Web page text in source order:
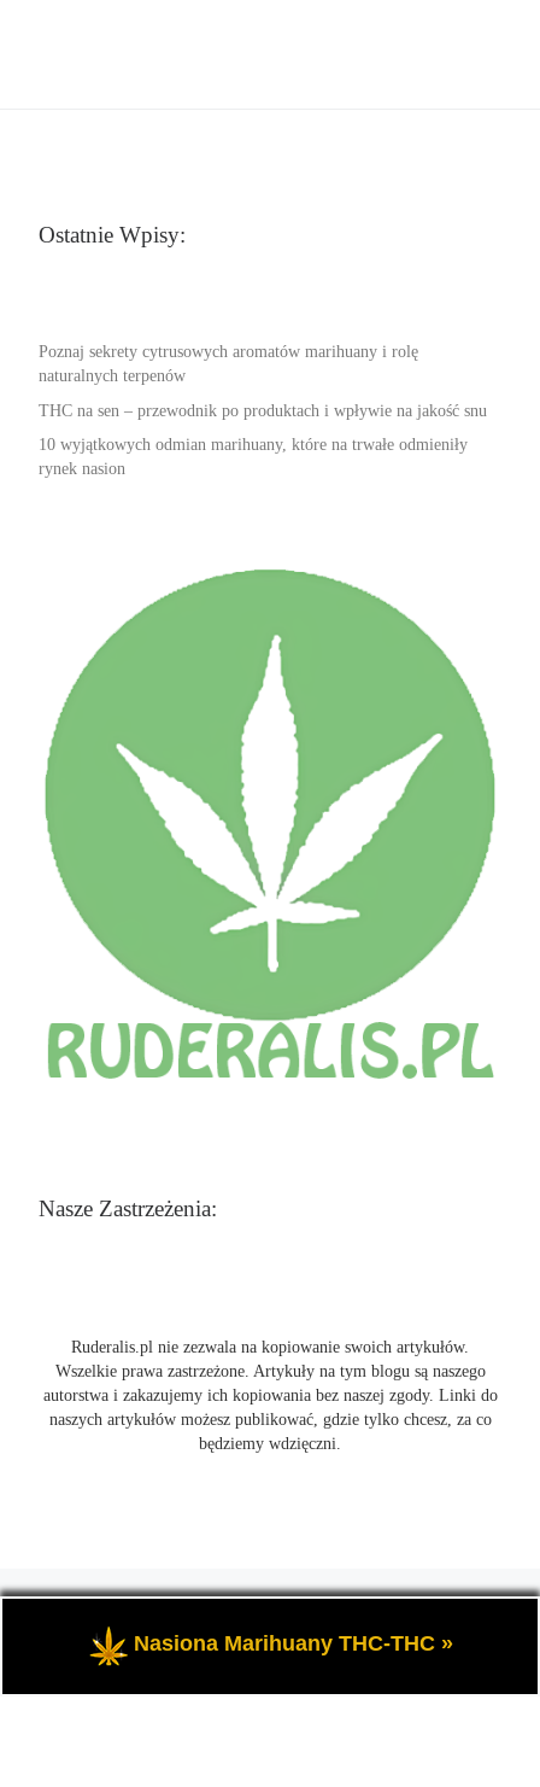
Ostatnie Wpisy:
Poznaj sekrety cytrusowych aromatów marihuany i rolę
naturalnych terpenów
THC na sen – przewodnik po produktach i wpływie na jakość snu
10 wyjątkowych odmian marihuany, które na trwałe odmieniły
rynek nasion
Nasze Zastrzeżenia:
Ruderalis.pl nie zezwala na kopiowanie swoich artykułów.
Wszelkie prawa zastrzeżone. Artykuły na tym blogu są naszego
autorstwa i zakazujemy ich kopiowania bez naszej zgody. Linki do
naszych artykułów możesz publikować, gdzie tylko chcesz, za co
będziemy wdzięczni.
marihuanie THC i konopi CBD, wszystko na temat uprawy
cannabis i nie tylko.
Nasiona Marihuany THC-THC »